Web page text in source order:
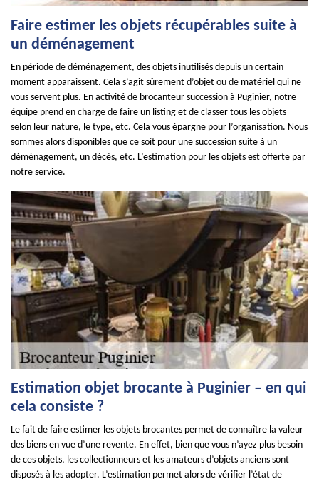
Faire estimer les objets récupérables suite à
un déménagement
En période de déménagement, des objets inutilisés depuis un certain
moment apparaissent. Cela s’agit sûrement d’objet ou de matériel qui ne
vous servent plus. En activité de brocanteur succession à Puginier, notre
équipe prend en charge de faire un listing et de classer tous les objets
selon leur nature, le type, etc. Cela vous épargne pour l’organisation. Nous
sommes alors disponibles que ce soit pour une succession suite à un
déménagement, un décès, etc. L’estimation pour les objets est offerte par
notre service.
Estimation objet brocante à Puginier – en qui
cela consiste ?
Le fait de faire estimer les objets brocantes permet de connaître la valeur
des biens en vue d’une revente. En effet, bien que vous n’ayez plus besoin
de ces objets, les collectionneurs et les amateurs d’objets anciens sont
disposés à les adopter. L’estimation permet alors de vérifier l’état de